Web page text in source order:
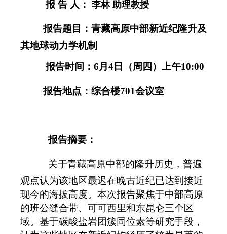
报 告 人： 李林 助理教授
报告题目： 青藏高原中部新近纪隆升及
其地球动力学机制
报告时间： 6月4日 （周四 ）上午10:00
报告地点：综合楼701会议室
报告摘要：
关于青藏高原中部的隆升历史，普遍
观点认为该地区最迟在晚古近纪已达到接近
现今的海拔高度。本次报告聚焦于中部高原
的班公缝合带、可可西里和东昆仑三个区
域。基于碳酸盐岩团簇同位素等研究手段，